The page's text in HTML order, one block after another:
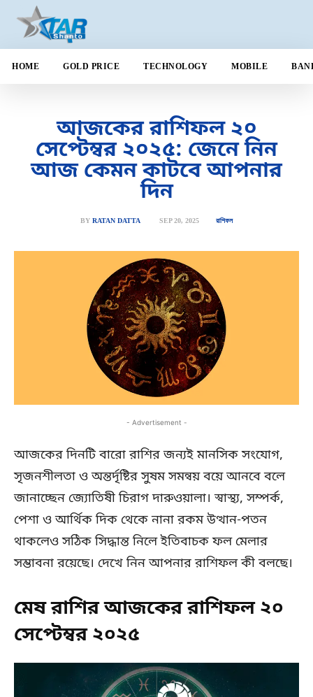
HOME GOLD PRICE TECHNOLOGY MOBILE
আজকের রাশিফল ২০
সেপ্টেম্বর ২০২৫: জেনে নিন
আজ কেমন কাটবে আপনার
দিন
BY RATAN DATTA SEP 20, 2025 রাশিফল
- Advertisement -
আজকের দিনটি বারো রাশির জন্যই মানসিক সংযোগ,
সৃজনশীলতা ও অন্তর্দৃষ্টির সুষম সমন্বয় বয়ে আনবে বলে
জানাচ্ছেন জ্যোতিষী চিরাগ দারুওয়ালা। স্বাস্থ্য, সম্পর্ক,
পেশা ও আর্থিক দিক থেকে নানা রকম উত্থান-পতন
থাকলেও সঠিক সিদ্ধান্ত নিলে ইতিবাচক ফল মেলার
সম্ভাবনা রয়েছে। দেখে নিন আপনার রাশিফল কী বলছে।
মেষ রাশির আজকের রাশিফল ২০
সেপ্টেম্বর ২০২৫